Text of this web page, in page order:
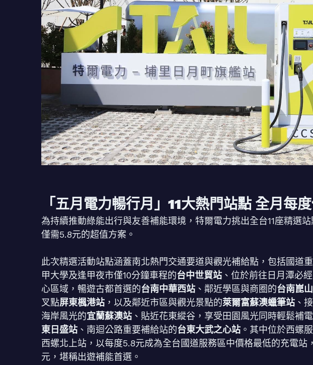
「五月電力暢行月」11大熱門站點 全月每
為持續推動綠能出行與友善補能環境，特爾電力挑出全台11座精選
僅需5.8元的超值方案。
此次精選活動站點涵蓋南北熱門交通要道與觀光補給點，包括國道
甲大學及逢甲夜市僅10分鐘車程的台中世貿站 、位於前往日月潭必
心區域，暢遊古都首選的台南中華西站 、鄰近學區與商圈的台南崑
叉點屏東楓港站 ，以及鄰近市區與觀光景點的萊爾富蘇澳蠟筆站 、
海岸風光的宜蘭蘇澳站 、貼近花東縱谷，享受田園風光同時輕鬆補
東日盛站 、南迴公路重要補給站的台東大武之心站 。其中位於西螺
西螺北上站，以每度5.8元成為全台國道服務區中價格最低的充電站
元，堪稱出遊補能首選。